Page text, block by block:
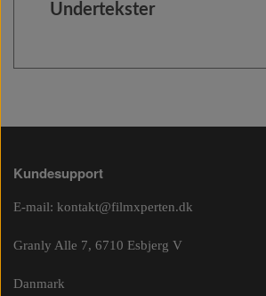
Undertekster
Kundesupport
E-mail: kontakt@filmxperten.dk
Granly Alle 7, 6710 Esbjerg V
Danmark